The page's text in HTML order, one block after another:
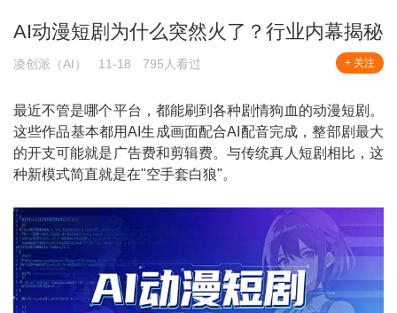
AI动漫短剧为什么突然火了？行业内幕揭秘
凌创派（AI） 11-18 795人看过 + 关注
最近不管是哪个平台，都能刷到各种剧情狗血的动漫短剧。
这些作品基本都用AI生成画面配合AI配音完成，整部剧最大
的开支可能就是广告费和剪辑费。与传统真人短剧相比，这
种新模式简直就是在"空手套白狼"。